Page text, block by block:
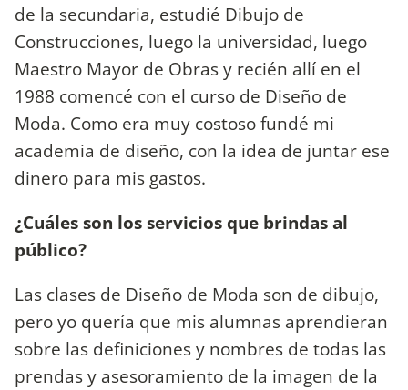
de la secundaria, estudié Dibujo de
Construcciones, luego la universidad, luego
Maestro Mayor de Obras y recién allí en el
1988 comencé con el curso de Diseño de
Moda. Como era muy costoso fundé mi
academia de diseño, con la idea de juntar ese
dinero para mis gastos.
¿Cuáles son los servicios que brindas al
público?
Las clases de Diseño de Moda son de dibujo,
pero yo quería que mis alumnas aprendieran
sobre las definiciones y nombres de todas las
prendas y asesoramiento de la imagen de la